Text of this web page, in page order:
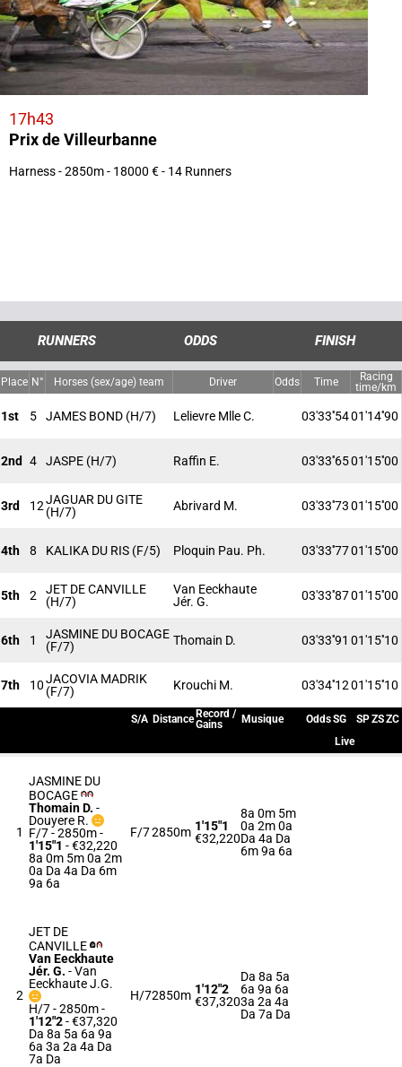
17h43
Prix de Villeurbanne
Harness - 2850m - 18000 € - 14 Runners
RUNNERS ODDS FINISH
Place N° Horses (sex/age) team Driver Odds Time
Racing
time/km
1st 5 JAMES BOND (H/7) Lelievre Mlle C. 03'33''5401'14''90
2nd 4 JASPE (H/7) Raffin E. 03'33''6501'15''00
3rd 12JAGUAR DU GITE
(H/7)
Abrivard M. 03'33''7301'15''00
4th 8 KALIKA DU RIS (F/5) Ploquin Pau. Ph. 03'33''7701'15''00
5th 2
JET DE CANVILLE
(H/7)
Van Eeckhaute
Jér. G.
03'33''8701'15''00
6th 1
JASMINE DU BOCAGE
(F/7)
Thomain D. 03'33''91 01'15''10
7th 10JACOVIA MADRIK
(F/7)
Krouchi M. 03'34''1201'15''10
S/A Distance Record /
Gains
Musique OddsSG SPZSZC
Live
1
JASMINE DU
BOCAGE
Thomain D. -
Douyere R.
F/7 - 2850m-
1'15"1 - €32,220
8a 0m 5m 0a 2m
0a Da 4a Da 6m
9a 6a
F/72850m 1'15"1
€32,220
8a 0m 5m
0a 2m 0a
Da 4a Da
6m 9a 6a
2
JET DE
CANVILLE
Van Eeckhaute
Jér. G. -Van
Eeckhaute J.G.
H/7 - 2850m-
1'12"2- €37,320
Da 8a 5a 6a 9a
6a 3a 2a 4a Da
7a Da
H/72850m 1'12"2
€37,320
Da 8a 5a
6a 9a 6a
3a 2a 4a
Da 7a Da